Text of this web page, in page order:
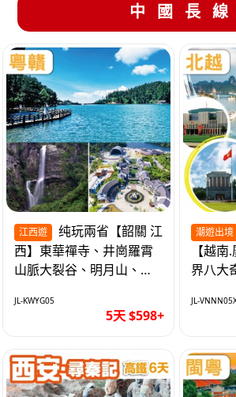
中國長線
江西遊
西】東華禪寺、井崗羅霄
山脈大裂谷、明月山、仙
JL-KWYG05
5天 $598+
潮遊出境
【越
界八大
車5天
JL-